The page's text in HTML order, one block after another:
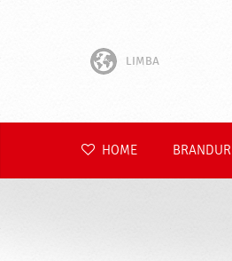
LIMBA
Hrvatski
HOME BRANDURI